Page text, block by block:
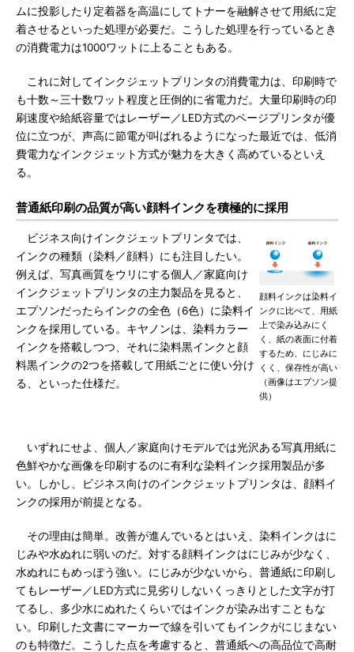
ムに投影したり定着器を高温にしてトナーを融解させて用紙に定
着させるといった処理が必要だ。こうした処理を行っているとき
の消費電力は1000ワットに上ることもある。
これに対してインクジェットプリンタの消費電力は、印刷時で
も十数～三十数ワット程度と圧倒的に省電力だ。大量印刷時の印
刷速度や給紙容量ではレーザー／LED方式のページプリンタが優
位に立つが、声高に節電が叫ばれるようになった最近では、低消
費電力なインクジェット方式が魅力を大きく高めているといえ
る。
普通紙印刷の品質が高い顔料インクを積極的に採用
顔料インクは染料イ
ンクに比べて、用紙
上で染み込みにく
く、紙の表面に付着
するため、にじみに
くく、保存性が高い
（画像はエプソン提
供）
ビジネス向けインクジェットプリンタでは、
インクの種類（染料／顔料）にも注目したい。
例えば、写真画質をウリにする個人／家庭向け
インクジェットプリンタの主力製品を見ると、
エプソンだったらインクの全色（6色）に染料イ
ンクを採用している。キヤノンは、染料カラー
インクを搭載しつつ、それに染料黒インクと顔
料黒インクの2つを搭載して用紙ごとに使い分け
る、といった仕様だ。
いずれにせよ、個人／家庭向けモデルでは光沢ある写真用紙に
色鮮やかな画像を印刷するのに有利な染料インク採用製品が多
い。しかし、ビジネス向けのインクジェットプリンタは、顔料イ
ンクの採用が前提となる。
その理由は簡単。改善が進んでいるとはいえ、染料インクはに
じみや水ぬれに弱いのだ。対する顔料インクはにじみが少なく、
水ぬれにもめっぽう強い。にじみが少ないから、普通紙に印刷し
てもレーザー／LED方式に見劣りしないくっきりとした文字が打
てるし、多少水にぬれたくらいではインクが染み出すこともな
い。印刷した文書にマーカーで線を引いてもインクがにじまない
のも特徴だ。こうした点を考慮すると、普通紙への高品位で高耐